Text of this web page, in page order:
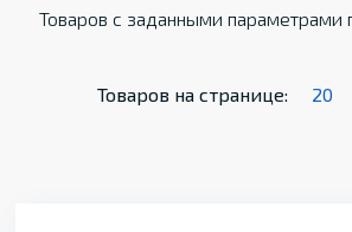
Товаров с заданными параметрами
Товаров на странице: 20